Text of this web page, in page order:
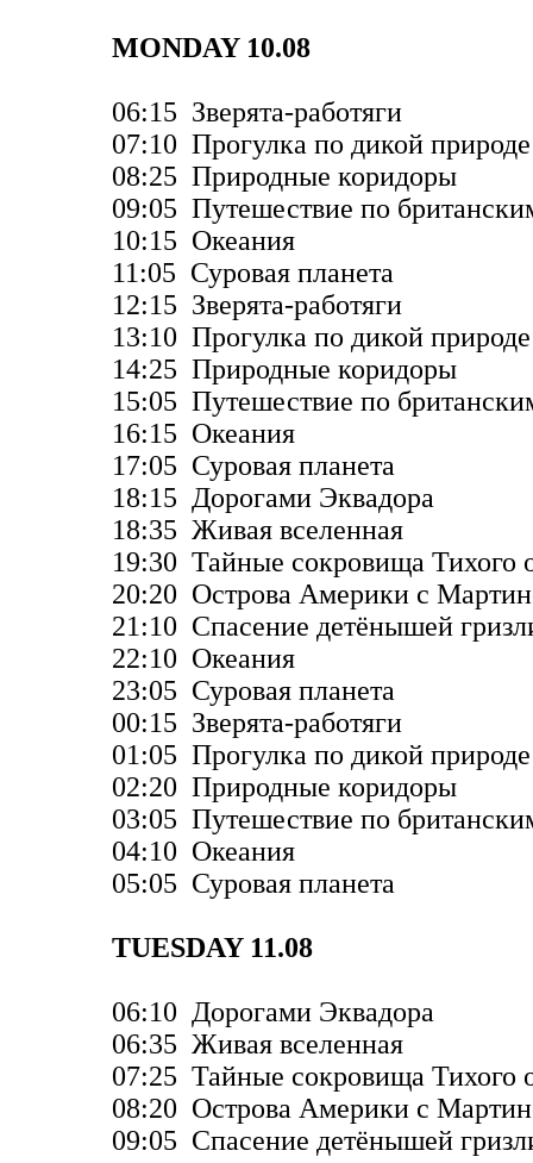
MONDAY 10.08
06:15 Зверята-работяги
07:10 Прогулка по дикой природе
08:25 Природные коридоры
09:05 Путешествие по
10:15 Океания
11:05 Суровая планета
12:15 Зверята-работяги
13:10 Прогулка по дикой природе
14:25 Природные коридоры
15:05 Путешествие по
16:15 Океания
17:05 Суровая планета
18:15 Дорогами Эквадора
18:35 Живая вселенная
19:30 Тайные сокровища Тихого
20:20 Острова Америки с
21:10 Спасение детёнышей
22:10 Океания
23:05 Суровая планета
00:15 Зверята-работяги
01:05 Прогулка по дикой природе
02:20 Природные коридоры
03:05 Путешествие по
04:10 Океания
05:05 Суровая планета
TUESDAY 11.08
06:10 Дорогами Эквадора
06:35 Живая вселенная
07:25 Тайные сокровища Тихого
08:20 Острова Америки с
09:05 Спасение детёнышей